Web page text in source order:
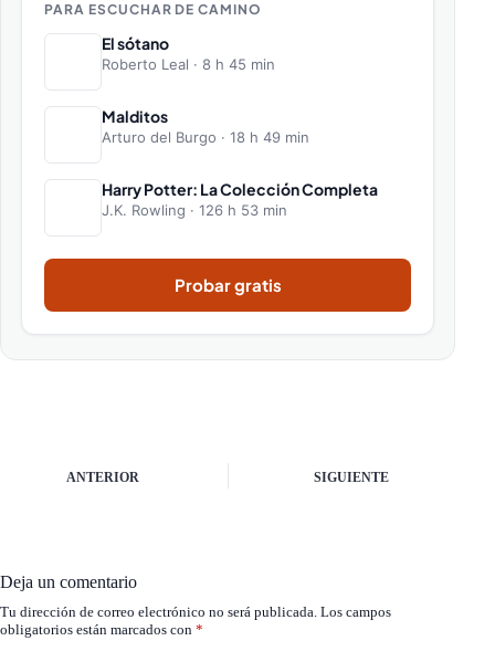
PARA ESCUCHAR DE CAMINO
El sótano
Roberto Leal · 8 h 45 min
Malditos
Arturo del Burgo · 18 h 49 min
Harry Potter: La Colección Completa
J.K. Rowling · 126 h 53 min
Probar gratis
ANTERIOR SIGUIENTE
Deja un comentario
Tu dirección de correo electrónico no será publicada. Los campos
obligatorios están marcados con *